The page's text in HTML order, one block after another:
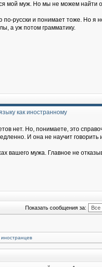
мой муж. Но мы не можем найти
по-русски и понимает тоже. Но
а уж потом грамматику.
как иностранному
нет. Но, понимаете, это
И она не научит
вашего мужа. Главное не
Показать сообщения за:
иностранцев